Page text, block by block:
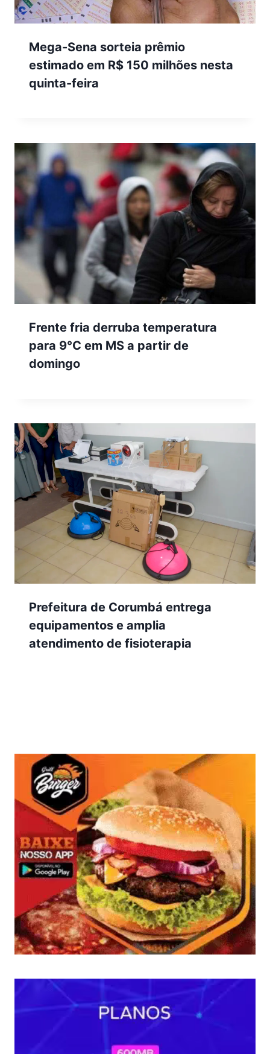
Mega-Sena sorteia prêmio
estimado em R$ 150 milhões nesta
quinta-feira
Frente fria derruba temperatura
para 9°C em MS a partir de
domingo
Prefeitura de Corumbá entrega
equipamentos e amplia
atendimento de fisioterapia